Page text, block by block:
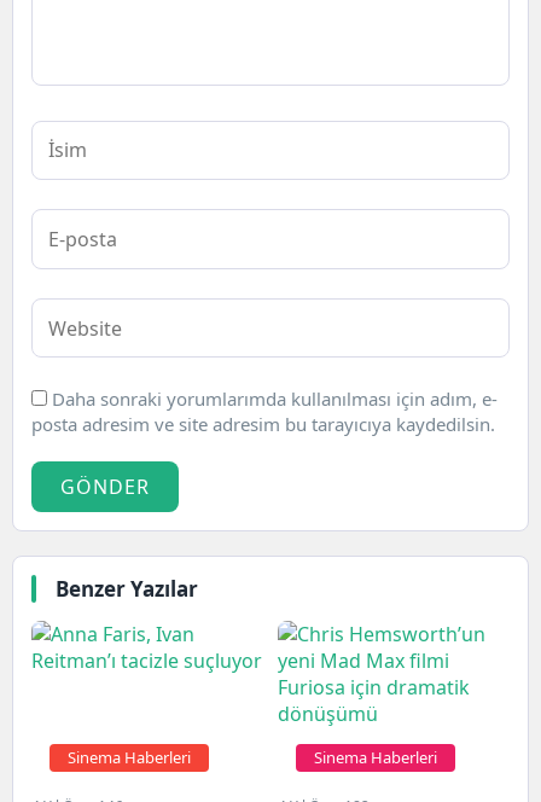
Daha sonraki yorumlarımda kullanılması için adım, e-
posta adresim ve site adresim bu tarayıcıya kaydedilsin.
GÖNDER
Benzer Yazılar
Sinema Haberleri Sinema Haberleri